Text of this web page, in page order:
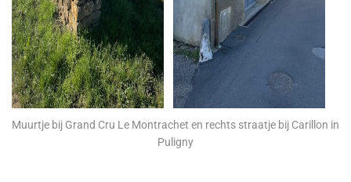
Muurtje bij Grand Cru Le Montrachet en rechts straatje bij Carillon in
Puligny